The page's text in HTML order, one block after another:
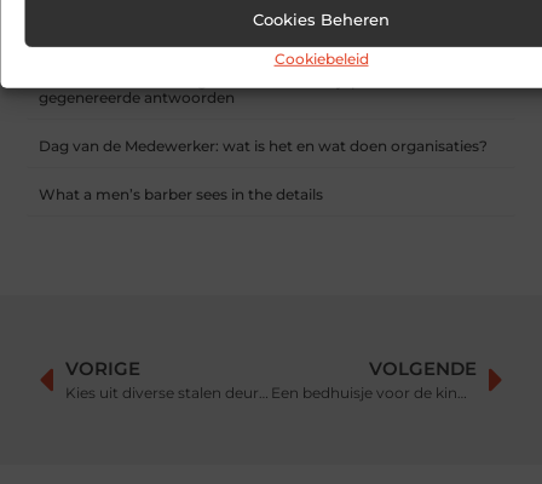
Cookies Beheren
Cookiebeleid
Sitcon: Specialist in beveiligingsoplossingen en
gegenereerde antwoorden
Dag van de Medewerker: wat is het en wat doen organisaties?
What a men’s barber sees in the details
VORIGE
Kies uit diverse stalen deuren in deze showroom in Oosterhout
VOLGENDE
Een bedhuisje voor de kinderkamer